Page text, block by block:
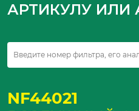
АРТИКУЛУ ИЛИ
NF44021